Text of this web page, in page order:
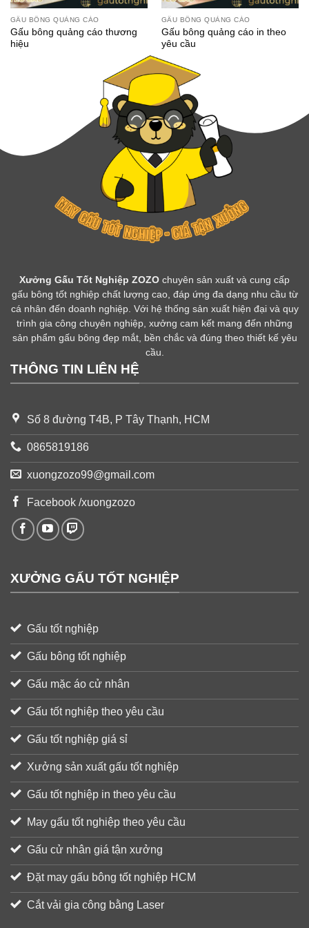
GẤU BÔNG QUẢNG CÁO
Gấu bông quảng cáo thương
hiệu
GẤU BÔNG QUẢNG CÁO
Gấu bông quảng cáo in theo
yêu cầu
Xưởng Gấu Tốt Nghiệp ZOZO chuyên sản xuất và cung cấp
gấu bông tốt nghiệp chất lượng cao, đáp ứng đa dạng nhu cầu từ
cá nhân đến doanh nghiệp. Với hệ thống sản xuất hiện đại và quy
trình gia công chuyên nghiệp, xưởng cam kết mang đến những
sản phẩm gấu bông đẹp mắt, bền chắc và đúng theo thiết kế yêu
cầu.
THÔNG TIN LIÊN HỆ
Số 8 đường T4B, P Tây Thạnh, HCM
0865819186
xuongzozo99@gmail.com
Facebook /xuongzozo
XƯỞNG GẤU TỐT NGHIỆP
Gấu tốt nghiệp
Gấu bông tốt nghiệp
Gấu mặc áo cử nhân
Gấu tốt nghiệp theo yêu cầu
Gấu tốt nghiệp giá sỉ
Xưởng sản xuất gấu tốt nghiệp
Gấu tốt nghiệp in theo yêu cầu
May gấu tốt nghiệp theo yêu cầu
Gấu cử nhân giá tận xưởng
Đặt may gấu bông tốt nghiệp HCM
Cắt vải gia công bằng Laser